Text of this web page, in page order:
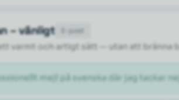
E-post
– vänligt
varmt och artigt sätt — utan att bränna
mejl på svenska där jag tackar